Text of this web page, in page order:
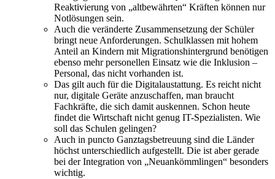
Reaktivierung von „altbewährten“ Kräften können nur
Notlösungen sein.
Auch die veränderte Zusammensetzung der Schüler
bringt neue Anforderungen. Schulklassen mit hohem
Anteil an Kindern mit Migrationshintergrund benötigen
ebenso mehr personellen Einsatz wie die Inklusion –
Personal, das nicht vorhanden ist.
Das gilt auch für die Digitalaustattung. Es reicht nicht
nur, digitale Geräte anzuschaffen, man braucht
Fachkräfte, die sich damit auskennen. Schon heute
findet die Wirtschaft nicht genug IT-Spezialisten. Wie
soll das Schulen gelingen?
Auch in puncto Ganztagsbetreuung sind die Länder
höchst unterschiedlich aufgestellt. Die ist aber gerade
bei der Integration von „Neuankömmlingen“ besonders
wichtig.